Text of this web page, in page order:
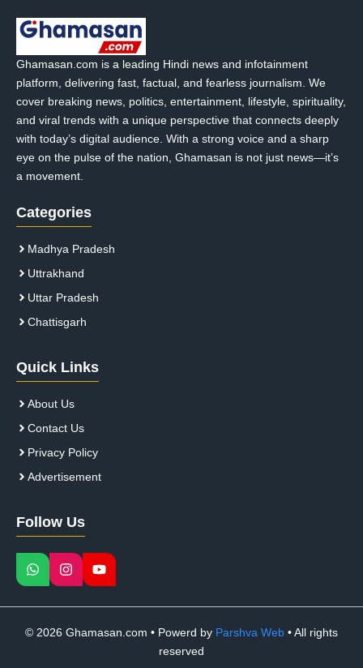
Ghamasan.com is a leading Hindi news and infotainment
platform, delivering fast, factual, and fearless journalism. We
cover breaking news, politics, entertainment, lifestyle, spirituality,
and viral trends with a unique perspective that connects deeply
with today’s digital audience. With a strong voice and a sharp
eye on the pulse of the nation, Ghamasan is not just news—it’s
a movement.
Categories
Madhya Pradesh
Uttrakhand
Uttar Pradesh
Chattisgarh
Quick Links
About Us
Contact Us
Privacy Policy
Advertisement
Follow Us
© 2026 Ghamasan.com • Powerd by Parshva Web • All rights
reserved